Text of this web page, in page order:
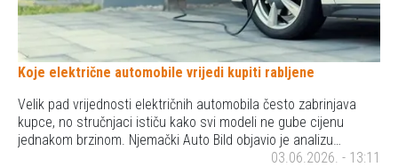
Koje električne automobile vrijedi kupiti rabljene
Velik pad vrijednosti električnih automobila često zabrinjava
kupce, no stručnjaci ističu kako svi modeli ne gube cijenu
jednakom brzinom. Njemački Auto Bild objavio je analizu…
03.06.2026. - 13:11